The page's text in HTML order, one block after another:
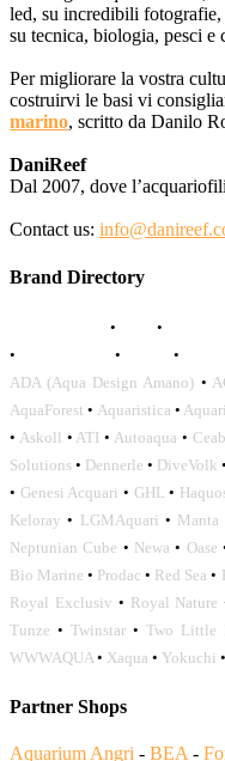
led, su incredibili
su tecnica, biologia, pesci e
Per migliorare la vostra
costruirvi le basi vi
marino, scritto da Danilo
DaniReef
Dal 2007, dove
Contact us:
Brand Directory
• •
•
• •
ADA (Aqua Design Amano) •
AquaForest • Aquaristica •
• Askoll • ATI • Autoaqua • Ceab
Solutions • Dennerle • DiveVolk •
• Genesi Acquari • GHL •
Keloray • LGMAquari • Manta
Neptunian Cube • Newa • Oase
Bio Marine • Prodac • Red Sea •
Royal Exclusiv • Royal Nature
Tunze • Twinstar • Two Little
WWWAQUA • Xaqua • Yokuchi •
Partner Shops
Aquarium Angri - BEA -